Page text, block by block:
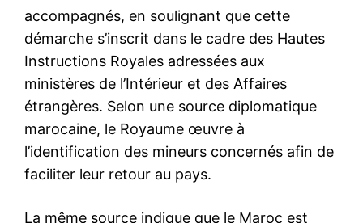
frappe israélienne à Sanaa
31 August 2025